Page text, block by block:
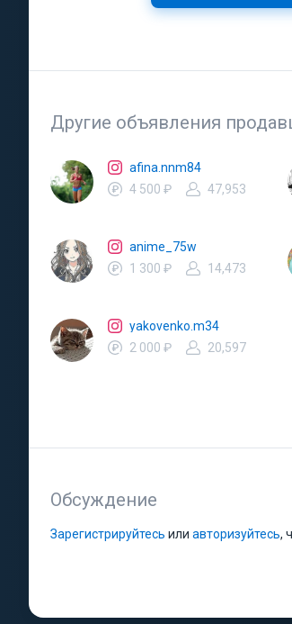
Другие объявления
afina.nnm84
4 500 ₽
47,953
anime_75w
1 300 ₽
14,473
yakovenko.m34
2 000 ₽
20,597
Обсуждение
Зарегистрируйтесь или авторизуйтесь,